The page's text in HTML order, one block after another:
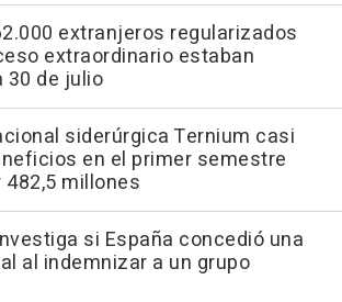
extranjeros regularizados
extraordinario estaban
30 de julio
siderúrgica Ternium casi
en el primer semestre
millones
si España concedió una
al indemnizar a un grupo